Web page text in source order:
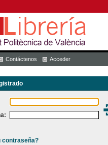
Contáctenos Acceder
contraseña?